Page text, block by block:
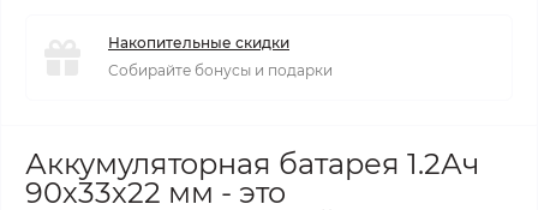
Накопительные скидки
Собирайте бонусы и подарки
Аккумуляторная батарея 1.2Ач
90х33х22 мм - это